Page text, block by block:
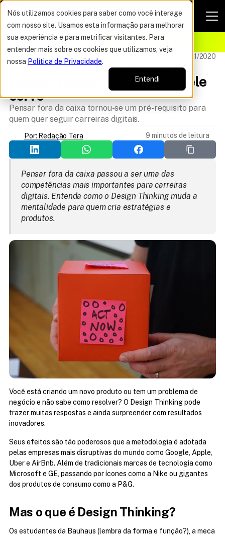
Nós utilizamos cookies para saber como você interage
com nosso site. Usamos esta informação para melhorar
sua experiência e para metrificar visitantes. Para
entender mais sobre os cookies que utilizamos, veja
nossa Política de Privacidade.
Entendi
OFERTA DO ANO VAGAS POR TEMPO LIMITADO
Atualizado 04/11/2020
Entenda de uma vez o que é
Design Thinking - e para que ele
serve
Pensar fora da caixa tornou-se um pré-requisito para
quem quer seguir carreiras digitais.
Por: Redação Tera 9 minutos de leitura
Pensar fora da caixa passou a ser uma das
competências mais importantes para carreiras
digitais. Entenda como o Design Thinking muda a
mentalidade para quem cria estratégias e
produtos.
Você está criando um novo produto ou tem um problema de
negócio e não sabe como resolver? O Design Thinking pode
trazer muitas respostas e ainda surpreender com resultados
inovadores.
Seus efeitos são tão poderosos que a metodologia é adotada
pelas empresas mais disruptivas do mundo como Google, Apple,
Uber e AirBnb. Além de tradicionais marcas de tecnologia como
Microsoft e GE, passando por ícones como a Nike ou gigantes
dos produtos de consumo como a P&G.
Mas o que é Design Thinking?
Os estudantes da Bauhaus (lembra da forma e função?), a meca